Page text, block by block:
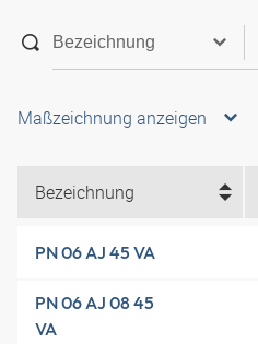
Maßzeichnung anzeigen
Bezeichnung
PN 06 AJ 45 VA
PN 06 AJ 08 45
VA